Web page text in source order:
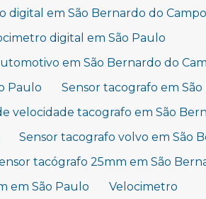
em São Bernardo do Campo
digital em São Paulo
em São Bernardo do
Paulo
Sensor tacografo em
velocidade tacografo em São
Sensor tacografo volvo em São
tacógrafo 25mm em São
em São Paulo
Velocimetro